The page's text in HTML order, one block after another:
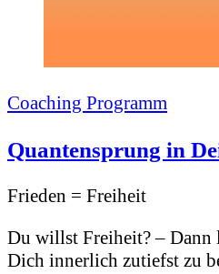
Coaching Programm
Quantensprung in
Frieden = Freiheit
Du willst Freiheit? – Dann
Dich innerlich zutiefst zu